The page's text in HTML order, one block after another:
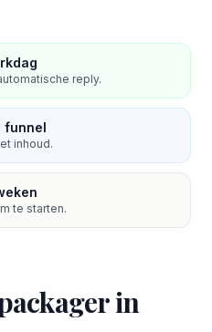
reply.
funnel
inhoud.
te starten.
in